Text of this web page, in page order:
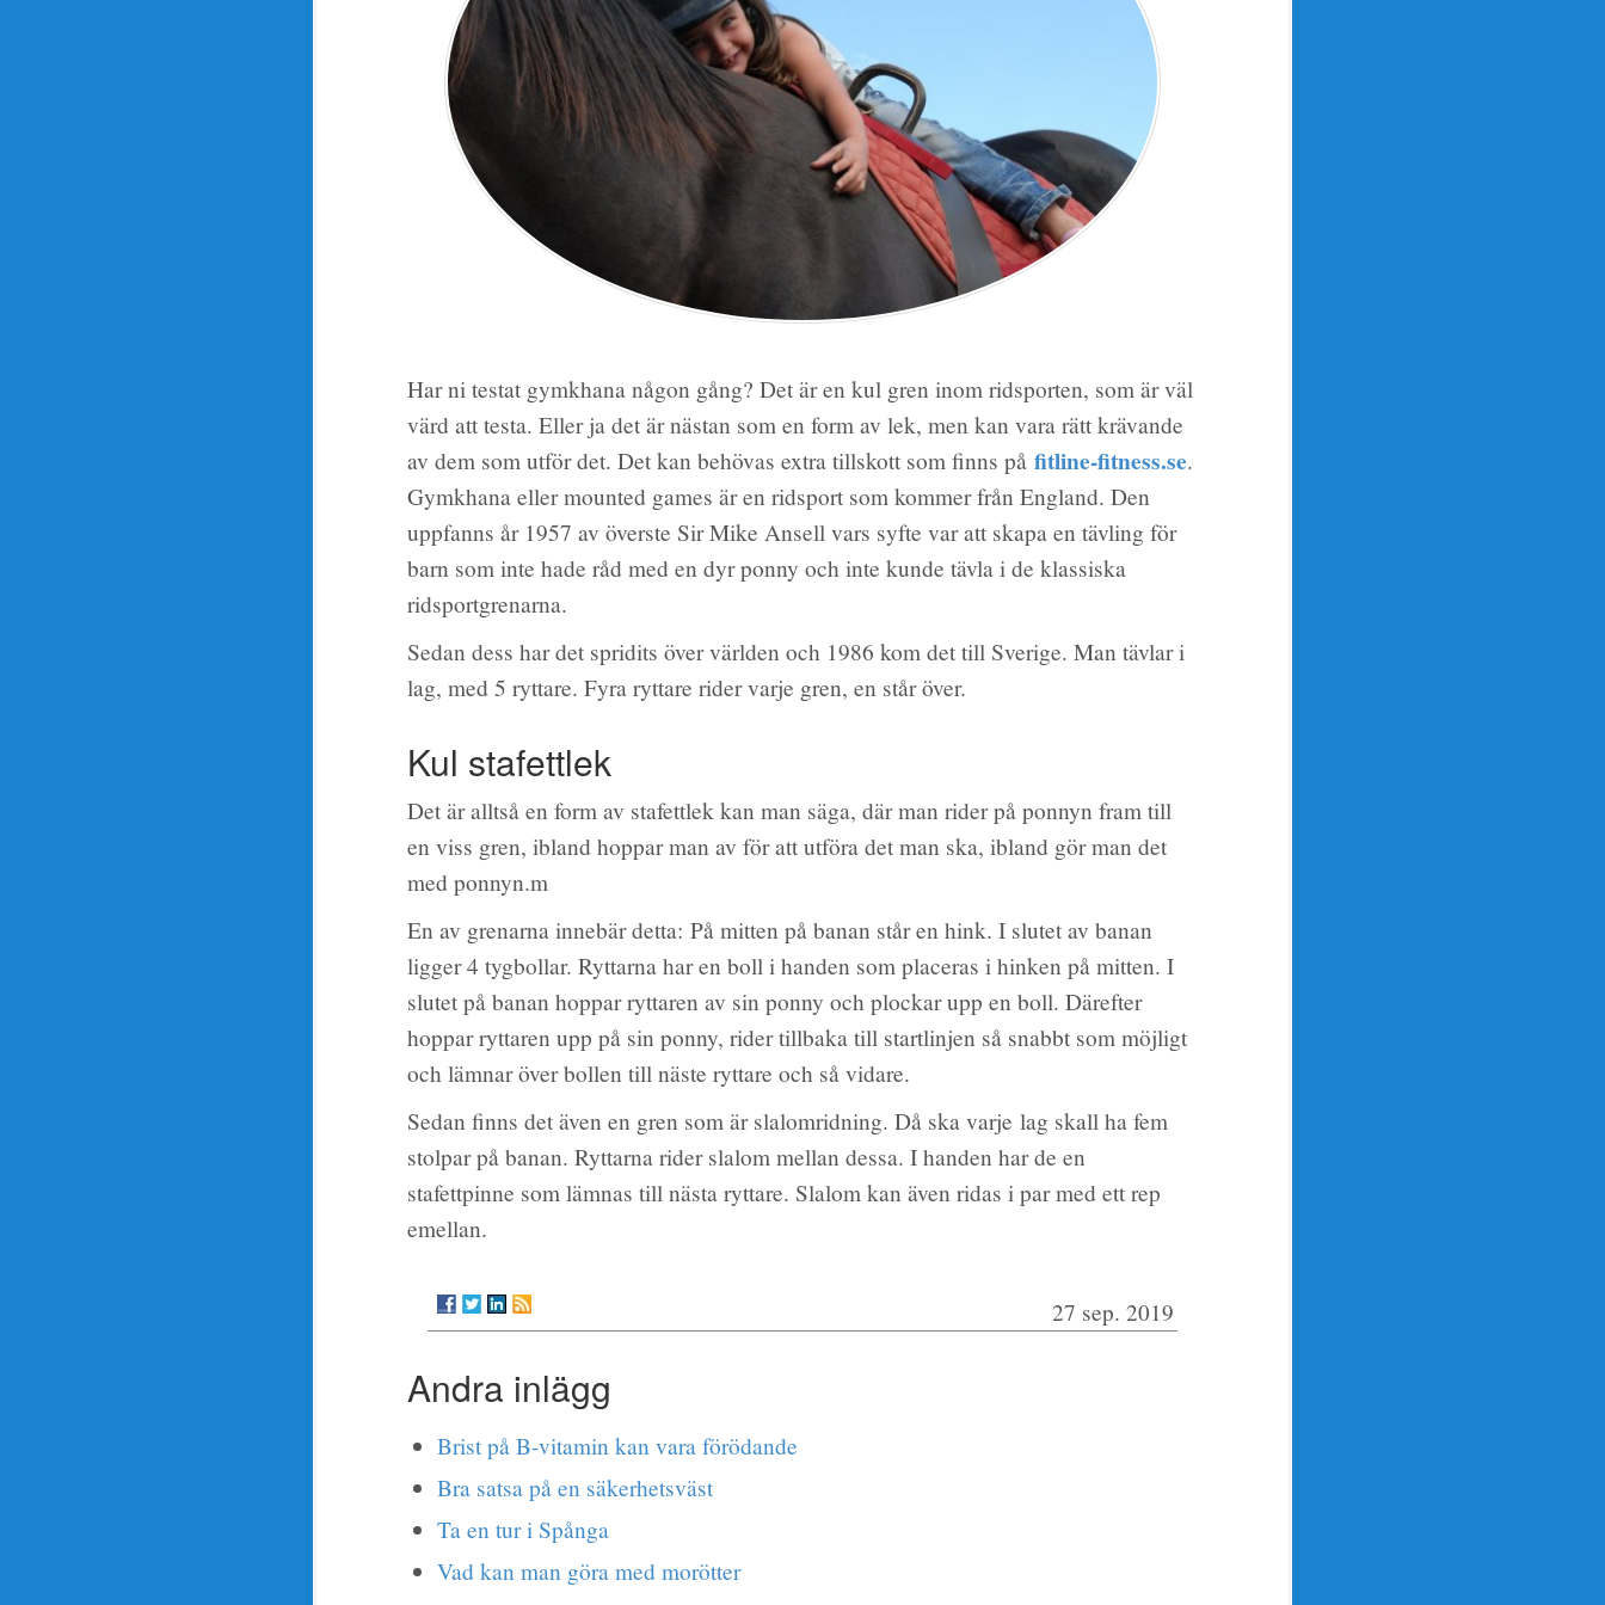
Har ni testat gymkhana någon gång? Det är en kul gren inom ridsporten, som är väl
värd att testa. Eller ja det är nästan som en form av lek, men kan vara rätt krävande
av dem som utför det. Det kan behövas extra tillskott som finns påfitline-fitness.se.
Gymkhana eller mounted games är en ridsport som kommer från England. Den
uppfanns år 1957 av överste Sir Mike Ansell vars syfte var att skapa en tävling för
barn som inte hade råd med en dyr ponny och inte kunde tävla i de klassiska
ridsportgrenarna.
Sedan dess har det spridits över världen och 1986 kom det till Sverige. Man tävlar i
lag, med 5 ryttare. Fyra ryttare rider varje gren, en står över.
Kul stafettlek
Det är alltså en form av stafettlek kan man säga, där man rider på ponnyn fram till
en viss gren, ibland hoppar man av för att utföra det man ska, ibland gör man det
med ponnyn.m
En av grenarna innebär detta: På mitten på banan står en hink. I slutet av banan
ligger 4 tygbollar. Ryttarna har en boll i handen som placeras i hinken på mitten. I
slutet på banan hoppar ryttaren av sin ponny och plockar upp en boll. Därefter
hoppar ryttaren upp på sin ponny, rider tillbaka till startlinjen så snabbt som möjligt
och lämnar över bollen till näste ryttare och så vidare.
Sedan finns det även en gren som är slalomridning. Då ska varje lag skall ha fem
stolpar på banan. Ryttarna rider slalom mellan dessa. I handen har de en
stafettpinne som lämnas till nästa ryttare. Slalom kan även ridas i par med ett rep
emellan.
27 sep. 2019
Andra inlägg
Brist på B-vitamin kan vara förödande
Bra satsa på en säkerhetsväst
Ta en tur i Spånga
Vad kan man göra med morötter